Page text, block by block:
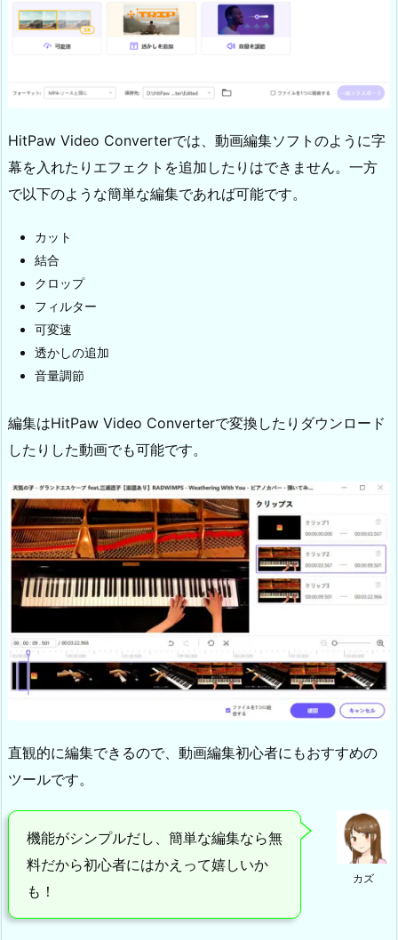
HitPaw Video Converterでは、動画編集ソフトのように字
幕を入れたりエフェクトを追加したりはできません。一方
で以下のような簡単な編集であれば可能です。
カット
結合
クロップ
フィルター
可変速
透かしの追加
音量調節
編集はHitPaw Video Converterで変換したりダウンロード
したりした動画でも可能です。
直観的に編集できるので、動画編集初心者にもおすすめの
ツールです。
カズ
機能がシンプルだし、簡単な編集なら無
料だから初心者にはかえって嬉しいか
も！